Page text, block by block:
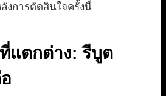
งการตัดสินใจครั้งนี้
แตกต่าง: รีบูต